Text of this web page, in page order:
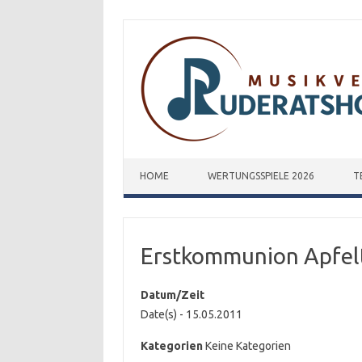
HOME WERTUNGSSPIELE 2026
Erstkommunion
Datum/Zeit
Date(s) - 15.05.2011
KategorienKeine Kategorien